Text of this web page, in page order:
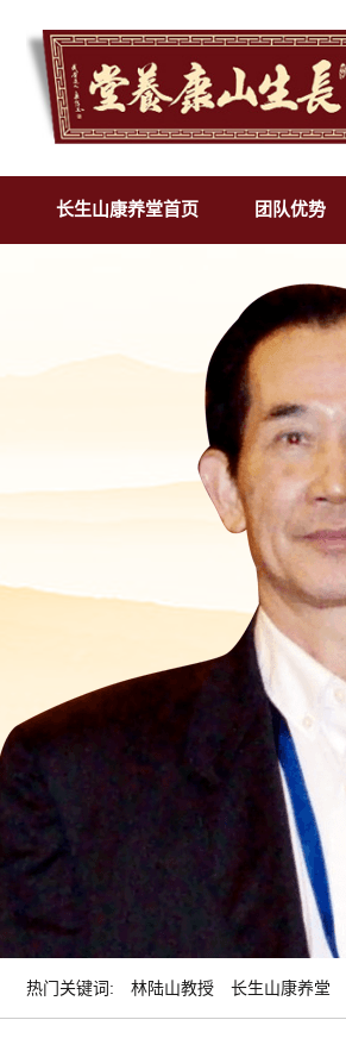
长生山康养堂首页 团队优势
热门关键词: 林陆山教授 长生山康养堂